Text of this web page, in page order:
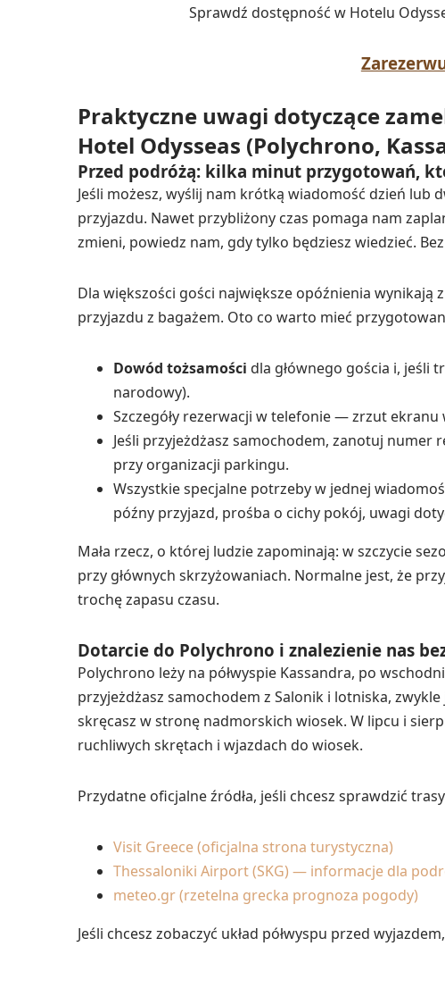
Sprawdź dostępność w Hotelu
Praktyczne uwagi dotyczące
Hotel Odysseas (Polychrono,
Przed podróżą: kilka minut przygotowań,
Jeśli możesz, wyślij nam krótką wiadomość dzień lub
przyjazdu. Nawet przybliżony czas pomaga nam
zmieni, powiedz nam, gdy tylko będziesz wiedzieć.
Dla większości gości największe opóźnienia wynikają
przyjazdu z bagażem. Oto co warto mieć
Dowód tożsamości dla głównego gościa i, jeśli
narodowy).
Szczegóły rezerwacji w telefonie — zrzut ekranu
Jeśli przyjeżdżasz samochodem, zanotuj
przy organizacji parkingu.
Wszystkie specjalne potrzeby w jednej
późny przyjazd, prośba o cichy pokój, uwagi
Mała rzecz, o której ludzie zapominają: w szczycie
przy głównych skrzyżowaniach. Normalne jest, że
trochę zapasu czasu.
Dotarcie do Polychrono i znalezienie nas
Polychrono leży na półwyspie Kassandra, po
przyjeżdżasz samochodem z Salonik i lotniska,
skręcasz w stronę nadmorskich wiosek. W lipcu i
ruchliwych skrętach i wjazdach do wiosek.
Przydatne oficjalne źródła, jeśli chcesz sprawdzić
Visit Greece (oficjalna strona turystyczna)
Thessaloniki Airport (SKG) — informacje dla
meteo.gr (rzetelna grecka prognoza pogody)
Jeśli chcesz zobaczyć układ półwyspu przed